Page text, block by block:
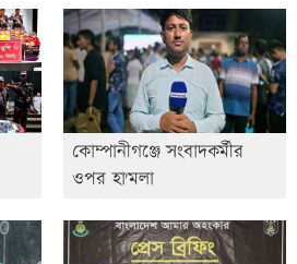
কোম্পানীগঞ্জে সংবাদকর্মীর
ওপর হা'মলা